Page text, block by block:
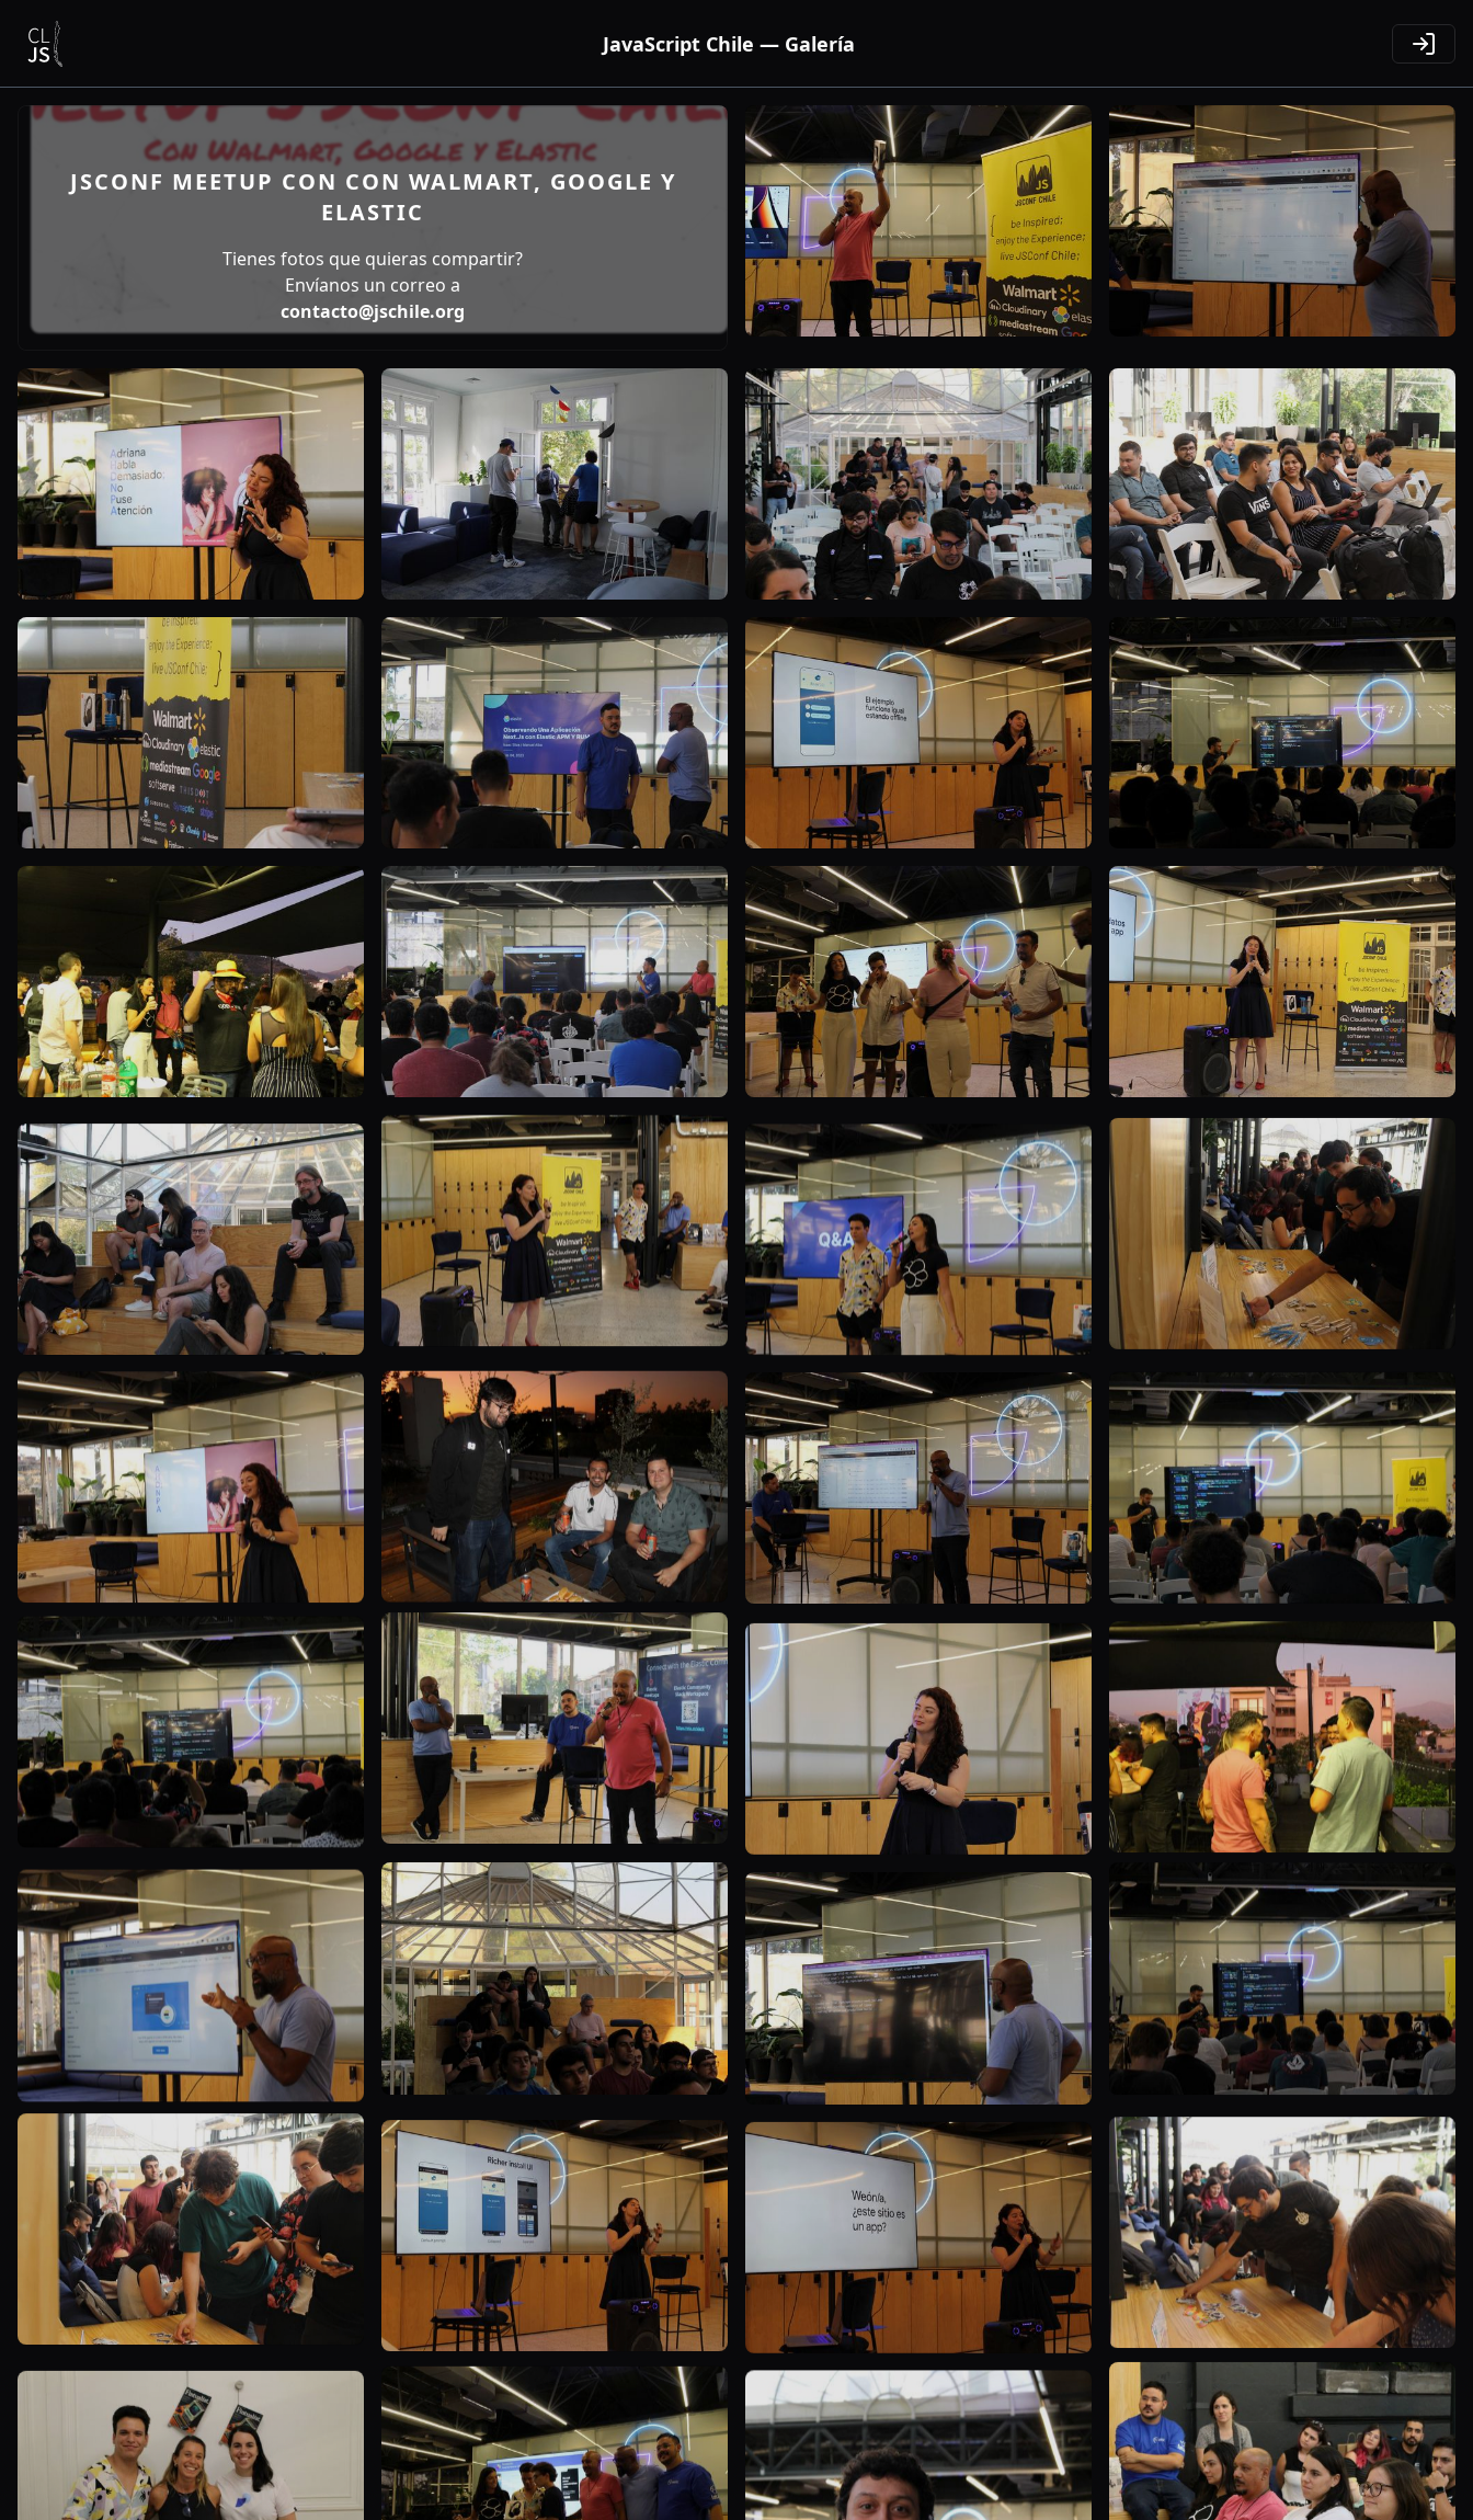
JavaScript Chile — Galería
JSCONF MEETUP CON CON WALMART, GOOGLE Y
ELASTIC
Tienes fotos que quieras compartir?
Envíanos un correo a
contacto@jschile.org